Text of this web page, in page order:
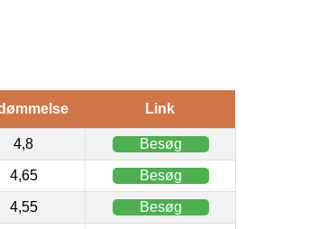
Link
4,8 Besøg
4,65 Besøg
4,55 Besøg